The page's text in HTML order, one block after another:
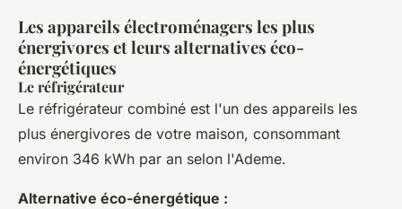
Les appareils électroménagers les plus
énergivores et leurs alternatives éco-
énergétiques
Le réfrigérateur
Le réfrigérateur combiné est l'un des appareils les
plus énergivores de votre maison, consommant
environ 346 kWh par an selon l'Ademe.
Alternative éco-énergétique :